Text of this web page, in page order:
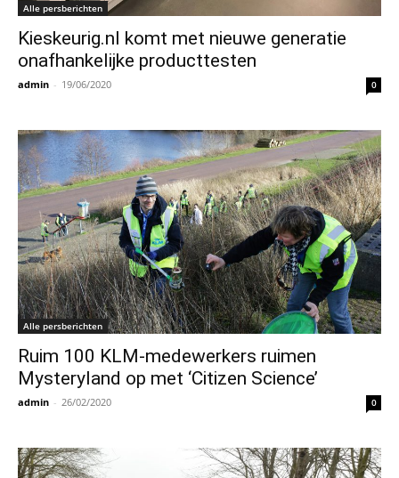
Alle persberichten
Kieskeurig.nl komt met nieuwe generatie
onafhankelijke producttesten
admin - 19/06/2020 0
Alle persberichten
Ruim 100 KLM-medewerkers ruimen
Mysteryland op met ‘Citizen Science’
admin - 26/02/2020 0